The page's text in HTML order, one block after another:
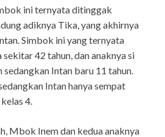
ini ternyata ditinggak
adiknya Tika, yang akhirnya
Simbok ini yang ternyata
sekitar 42 tahun, dan anaknya si
Intan baru 11 tahun.
Intan hanya sempat
4.
Mbok Inem dan kedua anaknya